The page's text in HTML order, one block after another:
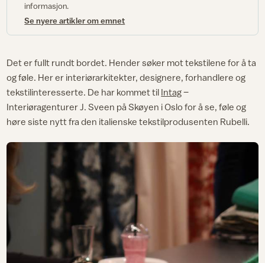
informasjon.
Se nyere artikler om emnet
Det er fullt rundt bordet. Hender søker mot tekstilene for å ta
og føle. Her er interiørarkitekter, designere, forhandlere og
tekstilinteresserte. De har kommet til Intag–
Interiøragenturer J. Sveen på Skøyen i Oslo for å se, føle og
høre siste nytt fra den italienske tekstilprodusenten Rubelli.